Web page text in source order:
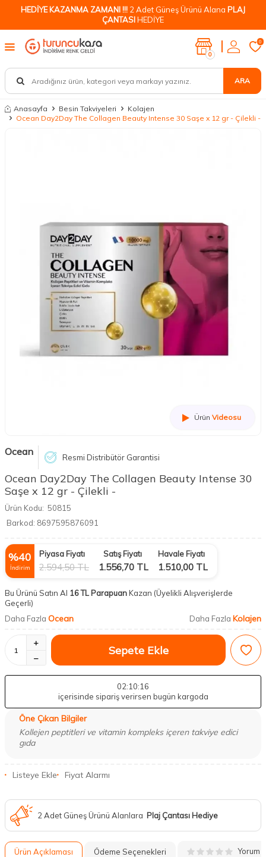
HEDİYE KAZANMA ZAMANI !!! 2 Adet Güneş Ürünü Alana PLAJ
ÇANTASIHEDİYE
ARA
0
0
Anasayfa Besin Takviyeleri
Kolajen
Ocean Day2Day The Collagen Beauty Intense 30 Saşe x 12 gr - Çilekli -
Ürün Videosu
Ocean Resmi Distribütör Garantisi
Ocean Day2Day The Collagen Beauty Intense 30
Saşe x 12 gr - Çilekli -
Ürün Kodu: 50815
Barkod: 8697595876091
%40
İndirim
Piyasa Fiyatı
2.594,50TL
Satış Fiyatı
1.556,70 TL
Havale Fiyatı
1.510,00 TL
Bu Ürünü Satın Al 16 TL ParapuanKazan (Üyelikli Alışverişlerde
Geçerli)
Daha Fazla Ocean Daha Fazla Kolajen
Sepete Ekle
02:10:15
içerisinde sipariş verirsen bugün kargoda
Öne Çıkan Bilgiler
Kollejen peptitleri ve vitamin kompleks içeren takviye edici
gıda
Listeye Ekle Fiyat Alarmı
2 Adet Güneş Ürünü Alanlara Plaj Çantası Hediye
Ürün Açıklaması Ödeme Seçenekleri Yorum